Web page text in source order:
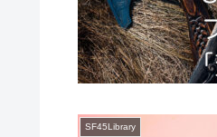
SF45Library